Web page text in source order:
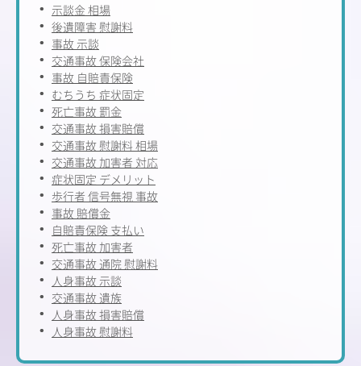
示談金 相場
後遺障害 慰謝料
事故 示談
交通事故 保険会社
事故 自賠責保険
むちうち 症状固定
死亡事故 罰金
交通事故 損害賠償
交通事故 慰謝料 相場
交通事故 加害者 対応
症状固定 デメリット
歩行者 信号無視 事故
事故 賠償金
自賠責保険 支払い
死亡事故 加害者
交通事故 通院 慰謝料
人身事故 示談
交通事故 遺族
人身事故 損害賠償
人身事故 慰謝料